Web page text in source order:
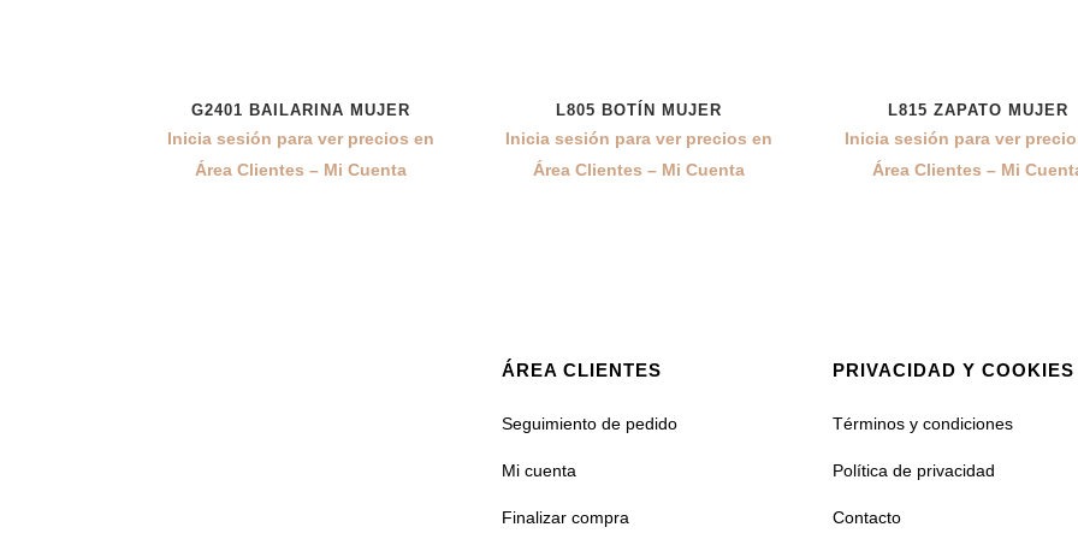
G2401 BAILARINA MUJER
Inicia sesión para ver precios en
Área Clientes – Mi Cuenta
L805 BOTÍN MUJER
Inicia sesión para ver precios en
Área Clientes – Mi Cuenta
L815 ZAPATO MUJER
Inicia sesión para ver
Área Clientes – Mi
ÁREA CLIENTES
Seguimiento de pedido
Mi cuenta
Finalizar compra
PRIVACIDAD Y COOKIES
Términos y condiciones
Política de privacidad
Contacto